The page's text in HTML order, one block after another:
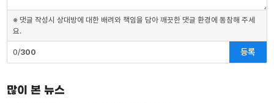
※ 댓글 작성시 상대방에 대한 배려와 책임을 담아 깨끗한 댓글 환경에 동참해 주세
요.
0/300 등록
많이 본 뉴스